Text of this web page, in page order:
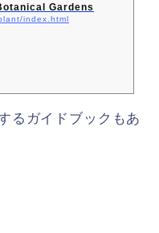
Gardens
index.html
るガイドブックもあ